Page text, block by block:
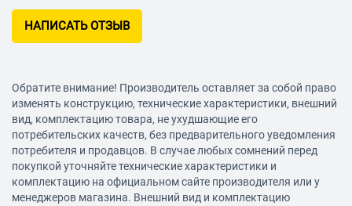
есть
1 мин, 2 мин, 3 мин, 5 мин
Запись события в отдельный файл
есть
Режимы
автостарт записи
НАПИСАТЬ ОТЗЫВ
Обратите внимание! Производитель оставляет за собой право
изменять конструкцию, технические характеристики, внешний
вид, комплектацию товара, не ухудшающие его
потребительских качеств, без предварительного уведомления
потребителя и продавцов. В случае любых сомнений перед
покупкой уточняйте технические характеристики и
комплектацию на официальном сайте производителя или у
менеджеров магазина. Внешний вид и комплектацию